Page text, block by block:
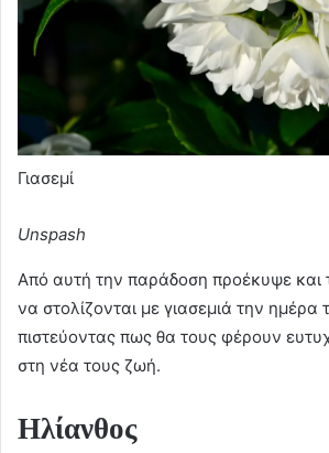
Γιασεμί
Unspash
Από αυτή την παράδοση προέκυψε και
να στολίζονται με γιασεμιά την ημέρα
πιστεύοντας πως θα τους φέρουν
στη νέα τους ζωή.
Ηλίανθος